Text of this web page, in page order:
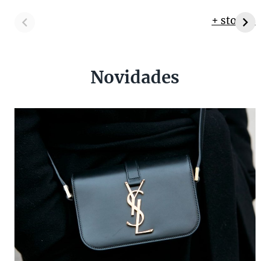
+ stories
Novidades